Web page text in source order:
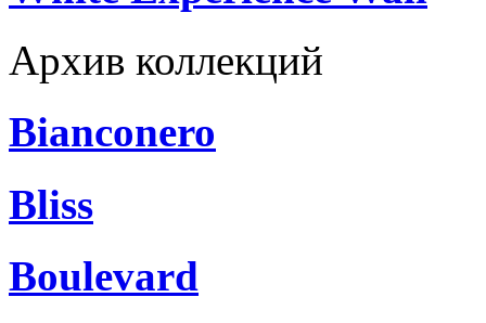
Архив коллекций
Bianconero
Bliss
Boulevard